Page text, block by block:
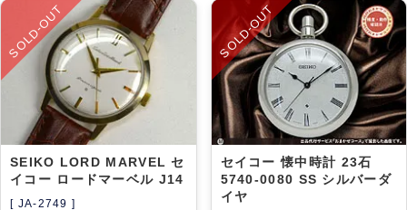
SOLD-OUT
SEIKO LORD MARVEL セ
イコー ロードマーベル J14
[ JA-2749 ]
SOLD-OUT
セイコー 懐中時計 23石
5740-0080 SS シルバーダ
イヤ